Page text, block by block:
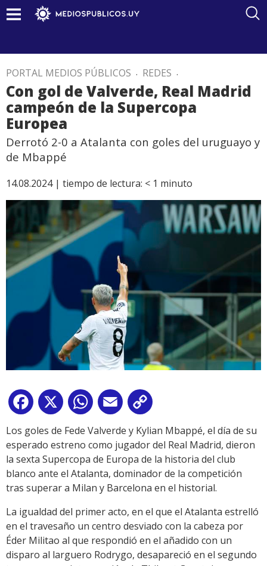
PORTAL MEDIOS PÚBLICOS . REDES .
Con gol de Valverde, Real Madrid
campeón de la Supercopa
Europea
Derrotó 2-0 a Atalanta con goles del uruguayo y
de Mbappé
14.08.2024 | tiempo de lectura: < 1 minuto
Facebook
X WhatsApp
Email
Link
Los goles de Fede Valverde y Kylian Mbappé, el día de su
esperado estreno como jugador del Real Madrid, dieron
la sexta Supercopa de Europa de la historia del club
blanco ante el Atalanta, dominador de la competición
tras superar a Milan y Barcelona en el historial.
La igualdad del primer acto, en el que el Atalanta estrelló
en el travesaño un centro desviado con la cabeza por
Éder Militao al que respondió en el añadido con un
disparo al larguero Rodrygo, desapareció en el segundo